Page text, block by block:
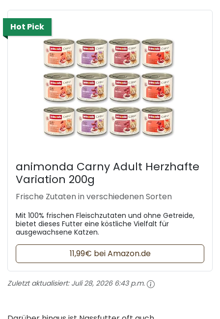
Hot Pick
animonda Carny Adult Herzhafte
Variation 200g
Frische Zutaten in verschiedenen Sorten
Mit 100% frischen Fleischzutaten und ohne Getreide,
bietet dieses Futter eine köstliche Vielfalt für
ausgewachsene Katzen.
11,99€ bei Amazon.de
Zuletzt aktualisiert: Juli 28, 2026 6:43 p.m.